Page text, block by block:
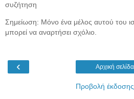
συζήτηση
Σημείωση: Μόνο ένα μέλος αυτού του
μπορεί να αναρτήσει σχόλιο.
‹ Αρχική σελίδα
Προβολή έκδοσης